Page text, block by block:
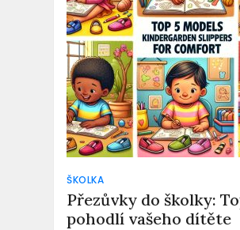
ŠKOLKA
Přezůvky do školky:
pohodlí vašeho dítěte